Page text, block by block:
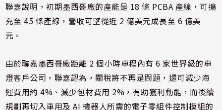
聯嘉說明，初期墨西哥廠的產能是 18 條 PCBA 產線，可擴
充至 45 條產線，營收可望從近 2 億美元成長至 6 億美
元。
由於聯嘉墨西哥廠距離 2 個小時車程內有 6 家世界級的車
燈客戶公司，聯嘉認為，關稅將不再是問題，還可減少海
運費用約 4%、減少包材費用 2%，有助獲利動能，而後續
規劃再切入車用及 AI 機器人所需的電子零組件控制模組的